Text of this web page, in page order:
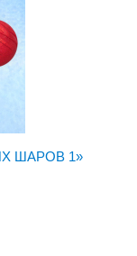
ШАРОВ 1»